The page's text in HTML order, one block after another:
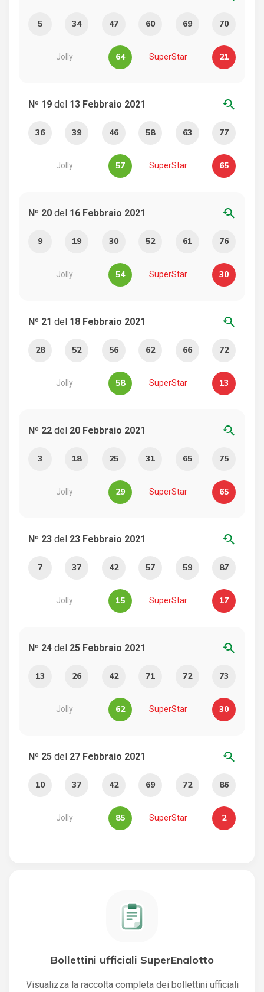
5 34 47 60 69 70
Jolly 64 SuperStar 21
Nº 19 del 13 Febbraio 2021 youtube_searched_for
36 39 46 58 63 77
Jolly 57 SuperStar 65
Nº 20 del 16 Febbraio 2021 youtube_searched_for
9 19 30 52 61 76
Jolly 54 SuperStar 30
Nº 21 del 18 Febbraio 2021 youtube_searched_for
28 52 56 62 66 72
Jolly 58 SuperStar 13
Nº 22 del 20 Febbraio 2021 youtube_searched_for
3 18 25 31 65 75
Jolly 29 SuperStar 65
Nº 23 del 23 Febbraio 2021 youtube_searched_for
7 37 42 57 59 87
Jolly 15 SuperStar 17
Nº 24 del 25 Febbraio 2021 youtube_searched_for
13 26 42 71 72 73
Jolly 62 SuperStar 30
Nº 25 del 27 Febbraio 2021 youtube_searched_for
10 37 42 69 72 86
Jolly 85 SuperStar 2
Bollettini ufficiali SuperEnalotto
Visualizza la raccolta completa dei bollettini ufficiali